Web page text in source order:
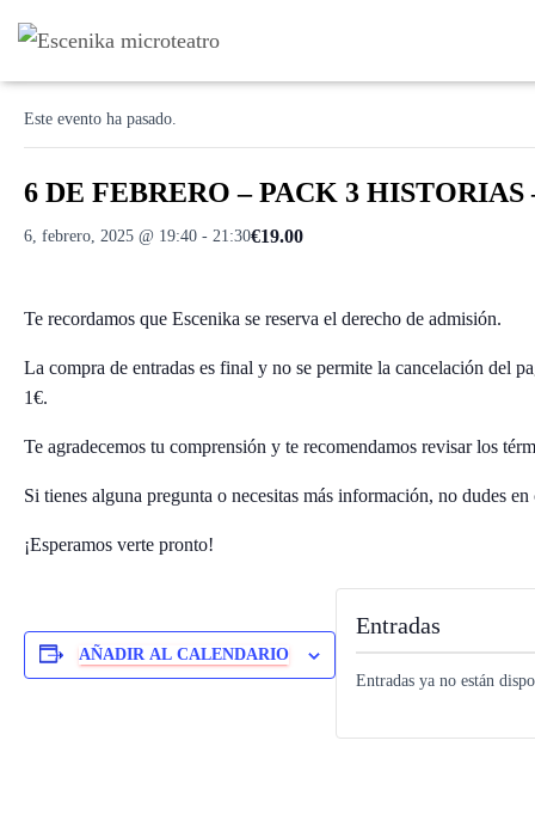
Este evento ha pasado.
6 DE FEBRERO – PACK 3 HISTORIAS
6, febrero, 2025 @ 19:40 - 21:30€19.00
Te recordamos que Escenika se reserva el derecho de admisión.
La compra de entradas es final y no se permite la cancelación del
1€.
Te agradecemos tu comprensión y te recomendamos revisar los
Si tienes alguna pregunta o necesitas más información, no dudes en
¡Esperamos verte pronto!
AÑADIR AL CALENDARIO
Entradas
Entradas ya no están